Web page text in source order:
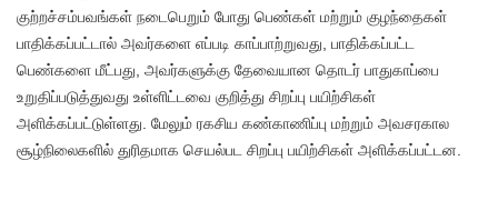
குற்றச்சம்பவங்கள் நடைபெறும் போது பெண்கள் மற்றும் குழந்தைகள்
பாதிக்கப்பட்டால் அவர்களை எப்படி காப்பாற்றுவது, பாதிக்கப்பட்ட
பெண்களை மீட்பது, அவர்களுக்கு தேவையான தொடர் பாதுகாப்பை
உறுதிப்படுத்துவது உள்ளிட்டவை குறித்து சிறப்பு பயிற்சிகள்
அளிக்கப்பட்டுள்ளது. மேலும் ரகசிய கண்காணிப்பு மற்றும் அவசரகால
சூழ்நிலைகளில் துரிதமாக செயல்பட சிறப்பு பயிற்சிகள் அளிக்கப்பட்டன.